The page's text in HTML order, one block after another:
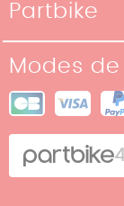
Moyens de
Conditions
Partbike
Nos boutiques
Plan du site
Cookies
Mentions
Modes